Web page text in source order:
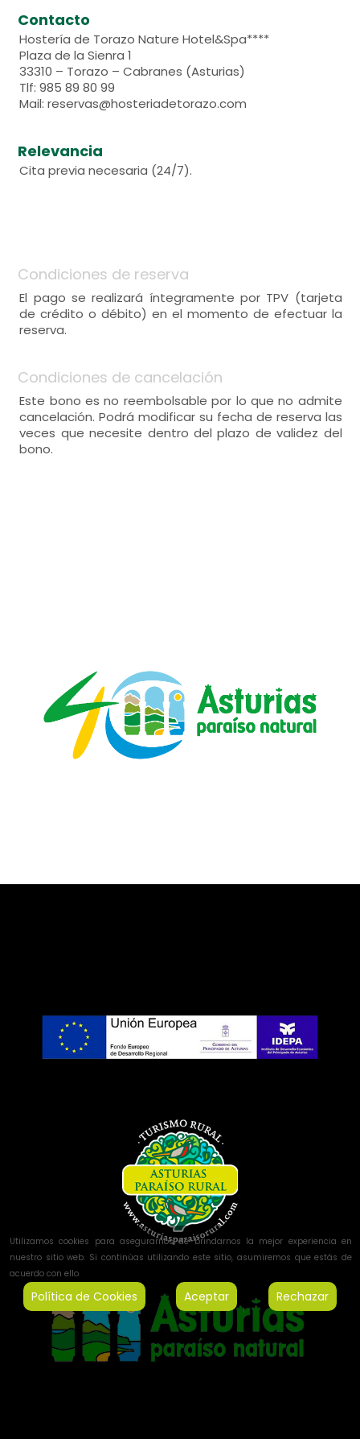
Contacto
Hostería de Torazo Nature Hotel&Spa****
Plaza de la Sienra 1
33310 – Torazo – Cabranes (Asturias)
Tlf: 985 89 80 99
Mail: reservas@hosteriadetorazo.com
Relevancia
Cita previa necesaria (24/7).
Condiciones de reserva
El pago se realizará íntegramente por TPV (tarjeta
de crédito o débito) en el momento de efectuar la
reserva.
Condiciones de cancelación
Este bono es no reembolsable por lo que no admite
cancelación. Podrá modificar su fecha de reserva las
veces que necesite dentro del plazo de validez del
bono.
Utilizamos cookies para asegurarnos de brindarnos la mejor experiencia en
nuestro sitio web. Si continúas utilizando este sitio, asumiremos que estás de
acuerdo con ello.
Política de Cookies Aceptar Rechazar